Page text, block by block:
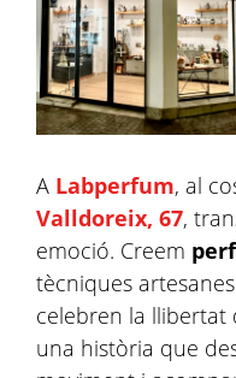
A Labperfum, al
Valldoreix, 67,
emoció. Creem
tècniques
celebren la llibertat
una història que